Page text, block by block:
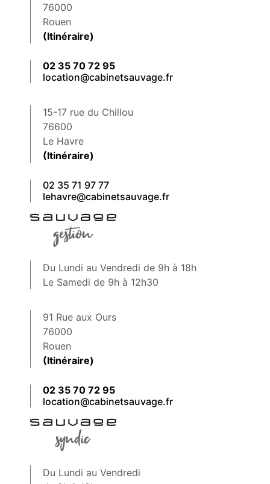
76000
Rouen
(Itinéraire)
02 35 70 72 95
location@cabinetsauvage.fr
15-17 rue du Chillou
76600
Le Havre
(Itinéraire)
02 35 71 97 77
lehavre@cabinetsauvage.fr
Du Lundi au Vendredi de 9h à 18h
Le Samedi de 9h à 12h30
91 Rue aux Ours
76000
Rouen
(Itinéraire)
02 35 70 72 95
location@cabinetsauvage.fr
Du Lundi au Vendredi